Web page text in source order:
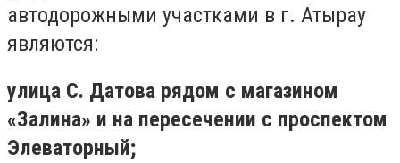
автодорожными участками в г. Атырау
являются:
улица С. Датова рядом с магазином
«Залина» и на пересечении с проспектом
Элеваторный;